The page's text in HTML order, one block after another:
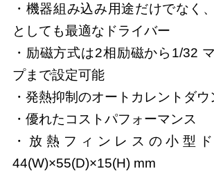
・機器組み込み用途だけでなく
としても最適なドライバー
・励磁方式は2相励磁から1/32
プまで設定可能
・発熱抑制のオートカレントダウ
・優れたコストパフォーマンス
・放熱フィンレスの小型
44(W)×55(D)×15(H) mm